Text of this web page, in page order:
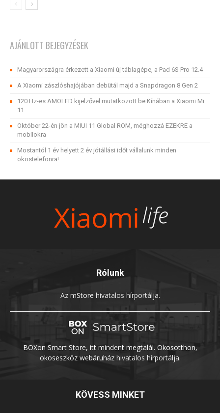
AJÁNLOTT BEJEGYZÉSEK
Magyarországra érkezett a Xiaomi új táblagépe, a Pad 6S Pro 12.4
A Xiaomi zászlóshajójában debütál majd a Snapdragon 8 Gen 2
120 Hz-es AMOLED kijelzővel mutatkozott be Kínában a Xiaomi Mi
11
Október 22-én jön a MIUI 11 Global ROM, méghozzá EZEKRE a
mobilokra
Mostantól 1 év helyett 2 év jótállási időt vállalunk minden
okostelefonra!
Rólunk
Az mStore hivatalos hírportálja.
BOXon Smart Store, itt mindent megtalál. Okosotthon,
okoseszköz webáruházhivatalos hírportálja.
KÖVESS MINKET